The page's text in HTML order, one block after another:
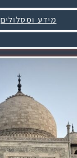
מידע ומסלולים